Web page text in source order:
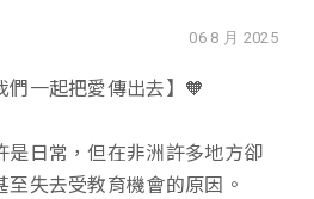
06 8 月 2025
一起把愛傳出去】🧡
是日常，但在非洲許多地方卻
失去受教育機會的原因。